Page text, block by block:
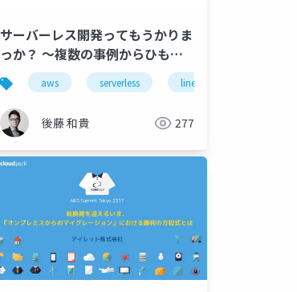
iret gcp
サーバーレス開発ってもうかりま
っか？ 〜複数の事例からひもと
くサーバーレス開発ビジネスの現
場〜
aws serverless line
後藤 和貴 277